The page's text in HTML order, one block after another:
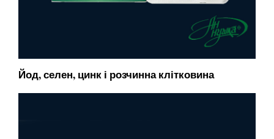
Йод, селен, цинк і розчинна клітковина